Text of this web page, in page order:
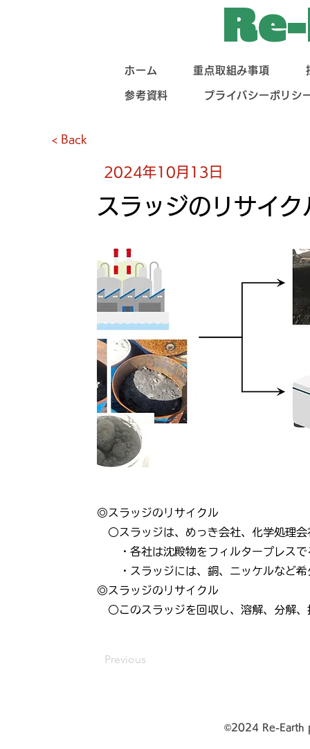
ホーム 重点取組み事項
参考資料 プライバシーポリシ
< Back
2024年10月13日
スラッジのリサイク
◎スラッジのリサイクル
○スラッジは、めっき会社、化学処理会
・各社は沈殿物をフィルタープレスで
・スラッジには、銅、ニッケルなど希
◎スラッジのリサイクル
○このスラッジを回収し、溶解、分解、
Previous
©2024 Re-Earth